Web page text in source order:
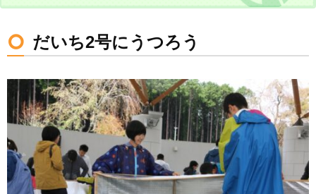
だいち2号にうつろう